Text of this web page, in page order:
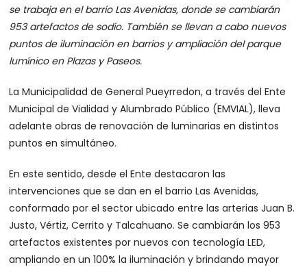
se trabaja en el barrio Las Avenidas, donde se cambiarán
953 artefactos de sodio. También se llevan a cabo nuevos
puntos de iluminación en barrios y ampliación del parque
lumínico en Plazas y Paseos.
La Municipalidad de General Pueyrredon, a través del Ente
Municipal de Vialidad y Alumbrado Público (EMVIAL), lleva
adelante obras de renovación de luminarias en distintos
puntos en simultáneo.
En este sentido, desde el Ente destacaron las
intervenciones que se dan en el barrio Las Avenidas,
conformado por el sector ubicado entre las arterias Juan B.
Justo, Vértiz, Cerrito y Talcahuano. Se cambiarán los 953
artefactos existentes por nuevos con tecnología LED,
ampliando en un 100% la iluminación y brindando mayor